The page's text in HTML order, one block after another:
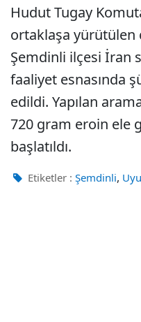
Hudut Tugay
ortaklaşa yürütülen
Şemdinli ilçesi İran
faaliyet esnasında
edildi. Yapılan
720 gram eroin ele
başlatıldı.
Etiketler : Şemdinli,